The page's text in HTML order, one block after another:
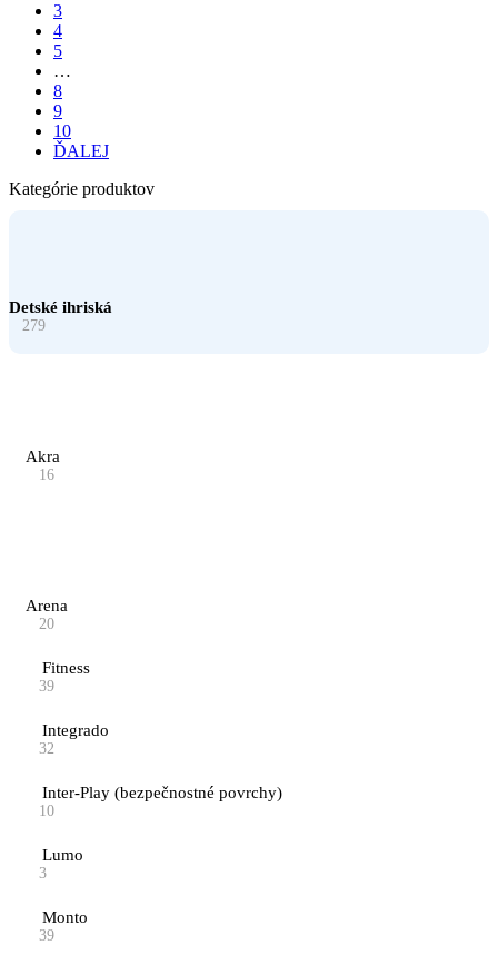
3
4
5
…
8
9
10
ĎALEJ
Kategórie produktov
Detské ihriská
279
Akra
16
Arena
20
Fitness
39
Integrado
32
Inter-Play (bezpečnostné povrchy)
10
Lumo
3
Monto
39